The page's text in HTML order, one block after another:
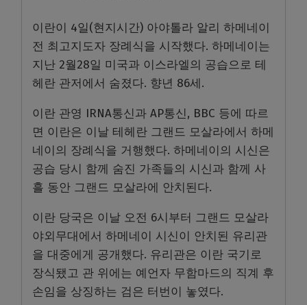
이란이 4일(현지시간) 아야톨라 알리 하메네이
전 최고지도자 장례식을 시작했다. 하메네이는
지난 2월28일 미국과 이스라엘의 공습으로 테
헤란 관저에서 숨졌다. 향년 86세.
이란 관영 IRNA통신과 AP통신, BBC 등에 따르
면 이란은 이날 테헤란 그랜드 모살라에서 하메
네이의 장례식을 거행했다. 하메네이의 시신은
공습 당시 함께 숨진 가족들의 시신과 함께 사
흘 동안 그랜드 모살라에 안치된다.
이란 당국은 이날 오전 6시부터 그랜드 모살라
야외무대에서 하메네이 시신이 안치된 유리관
을 대중에게 공개했다. 유리관은 이란 국기로
장식됐고 관 위에는 예언자 무함마드의 직계 후
손임을 상징하는 검은 터번이 놓였다.